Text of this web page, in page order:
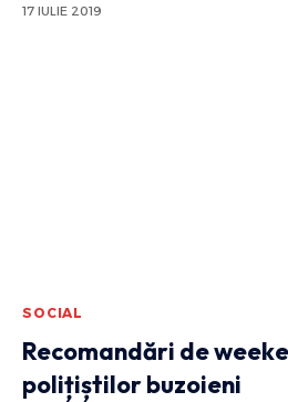
17 IULIE 2019
SOCIAL
Recomandări de
polițiștilor buzoieni